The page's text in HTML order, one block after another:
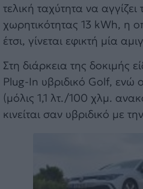
τελική ταχύτητα να
χωρητικότητας 13 kWh, η
έτσι, γίνεται εφικτή μία
Στη διάρκεια της δοκιμής
Plug-In υβριδικό Golf, ενώ
(μόλις 1,1 λτ./100 χλμ.
κινείται σαν υβριδικό με